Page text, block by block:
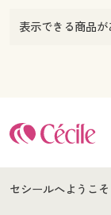
表示できる商品が
セシールへようこそ